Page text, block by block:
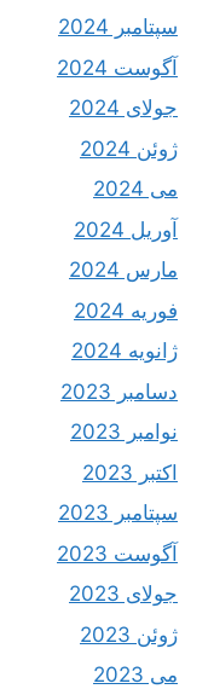
سپتامبر 2024
آگوست 2024
جولای 2024
ژوئن 2024
می 2024
آوریل 2024
مارس 2024
فوریه 2024
ژانویه 2024
دسامبر 2023
نوامبر 2023
اکتبر 2023
سپتامبر 2023
آگوست 2023
جولای 2023
ژوئن 2023
می 2023